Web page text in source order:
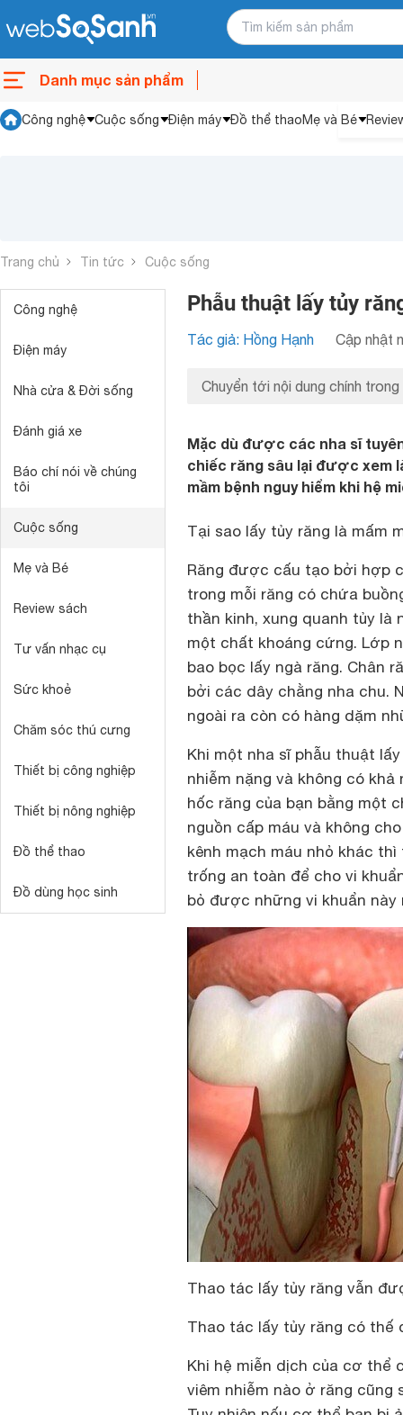
Danh mục sản phẩm
Công nghệ Cuộc sống Điện máy Đồ thể thaoMẹ và Bé
Trang chủ Tin tức Cuộc sống
Công nghệ
Điện máy
Nhà cửa & Đời sống
Đánh giá xe
Báo chí nói về chúng
tôi
Cuộc sống
Mẹ và Bé
Review sách
Tư vấn nhạc cụ
Sức khoẻ
Chăm sóc thú cưng
Thiết bị công nghiệp
Thiết bị nông nghiệp
Đồ thể thao
Đồ dùng học sinh
Phẫu thuật lấy tủy
Tác giả: Hồng Hạnh Cập nhật
Chuyển tới nội dung chính trong
Mặc dù được các nha sĩ
chiếc răng sâu lại được xem
mầm bệnh nguy hiểm khi hệ
Tại sao lấy tủy răng là mấm
Răng được cấu tạo bởi hợp
trong mỗi răng có chứa
thần kinh, xung quanh tủy
một chất khoáng cứng. Lớp
bao bọc lấy ngà răng. Chân
bởi các dây chằng nha chu.
ngoài ra còn có hàng dặm
Khi một nha sĩ phẫu thuật
nhiễm nặng và không có
hốc răng của bạn bằng một
nguồn cấp máu và không
kênh mạch máu nhỏ khác
trống an toàn để cho vi
bỏ được những vi khuẩn này
Thao tác lấy tủy răng vẫn
Thao tác lấy tủy răng có thế
Khi hệ miễn dịch của cơ thể
viêm nhiễm nào ở răng cũng